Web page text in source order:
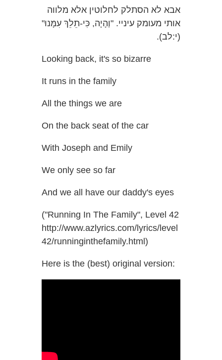
אבא לא הסתלק לחלוטין אלא מלווה
אותי מעומק עיניי. "וְהָיָה, כִּי-תֵלֵךְ עִמָּנוּ"
(י:לב).
Looking back, it's so bizarre
It runs in the family
All the things we are
On the back seat of the car
With Joseph and Emily
We only see so far
And we all have our daddy's eyes
("Running In The Family", Level 42
http://www.azlyrics.com/lyrics/level
42/runninginthefamily.html)
Here is the (best) original version: